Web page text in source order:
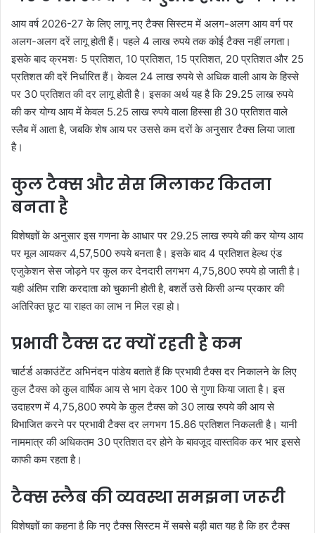
आय वर्ष 2026-27 के लिए लागू नए टैक्स सिस्टम में अलग-अलग आय वर्ग पर
अलग-अलग दरें लागू होती हैं। पहले 4 लाख रुपये तक कोई टैक्स नहीं लगता।
इसके बाद क्रमशः 5 प्रतिशत, 10 प्रतिशत, 15 प्रतिशत, 20 प्रतिशत और 25
प्रतिशत की दरें निर्धारित हैं। केवल 24 लाख रुपये से अधिक वाली आय के हिस्से
पर 30 प्रतिशत की दर लागू होती है। इसका अर्थ यह है कि 29.25 लाख रुपये
की कर योग्य आय में केवल 5.25 लाख रुपये वाला हिस्सा ही 30 प्रतिशत वाले
स्लैब में आता है, जबकि शेष आय पर उससे कम दरों के अनुसार टैक्स लिया जाता
है।
कुल टैक्स और सेस मिलाकर कितना
बनता है
विशेषज्ञों के अनुसार इस गणना के आधार पर 29.25 लाख रुपये की कर योग्य आय
पर मूल आयकर 4,57,500 रुपये बनता है। इसके बाद 4 प्रतिशत हेल्थ एंड
एजुकेशन सेस जोड़ने पर कुल कर देनदारी लगभग 4,75,800 रुपये हो जाती है।
यही अंतिम राशि करदाता को चुकानी होती है, बशर्ते उसे किसी अन्य प्रकार की
अतिरिक्त छूट या राहत का लाभ न मिल रहा हो।
प्रभावी टैक्स दर क्यों रहती है कम
चार्टर्ड अकाउंटेंट अभिनंदन पांडेय बताते हैं कि प्रभावी टैक्स दर निकालने के लिए
कुल टैक्स को कुल वार्षिक आय से भाग देकर 100 से गुणा किया जाता है। इस
उदाहरण में 4,75,800 रुपये के कुल टैक्स को 30 लाख रुपये की आय से
विभाजित करने पर प्रभावी टैक्स दर लगभग 15.86 प्रतिशत निकलती है। यानी
नाममात्र की अधिकतम 30 प्रतिशत दर होने के बावजूद वास्तविक कर भार इससे
काफी कम रहता है।
टैक्स स्लैब की व्यवस्था समझना जरूरी
विशेषज्ञों का कहना है कि नए टैक्स सिस्टम में सबसे बड़ी बात यह है कि हर टैक्स